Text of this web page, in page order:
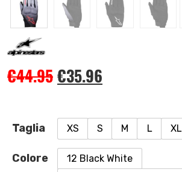
€44.95€35.96
Taglia XS S M L XL
Colore
12 Black White